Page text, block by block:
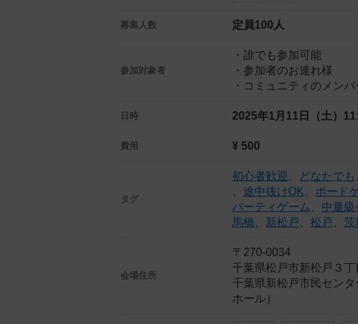
募集人数 定員100人
参加対象者
・誰でも参加可能
・参加者のお連れ様
・コミュニティのメンバ
日時 2025年1月11日（土）
費用 ¥ 500
タグ
初心者歓迎 どなたでも
途中抜けOK ボード
パーティゲーム
中量級
馬橋
新松戸 松戸 茨
会場住所
〒270-0034
千葉県松戸市新松戸３
千葉県新松戸市民セン
ホール）